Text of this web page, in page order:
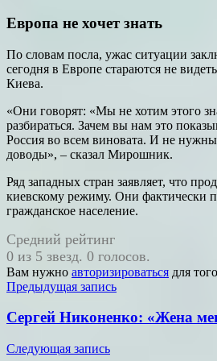
Европа не хочет знать
По словам посла, ужас ситуации
сегодня в Европе стараются не
Киева.
«Они говорят: «Мы не хотим этого
разбираться. Зачем вы нам это
Россия во всем виновата. И не
доводы», – сказал Мирошник.
Ряд западных стран заявляет, что
киевскому режиму. Они фактически
гражданское население.
Средний рейтинг
0 из 5 звезд. 0 голосов.
Вам нужно авторизироваться для
Навигация
по
записям
Предыдущая запись
Сергей Никоненко: «Жена
Следующая запись